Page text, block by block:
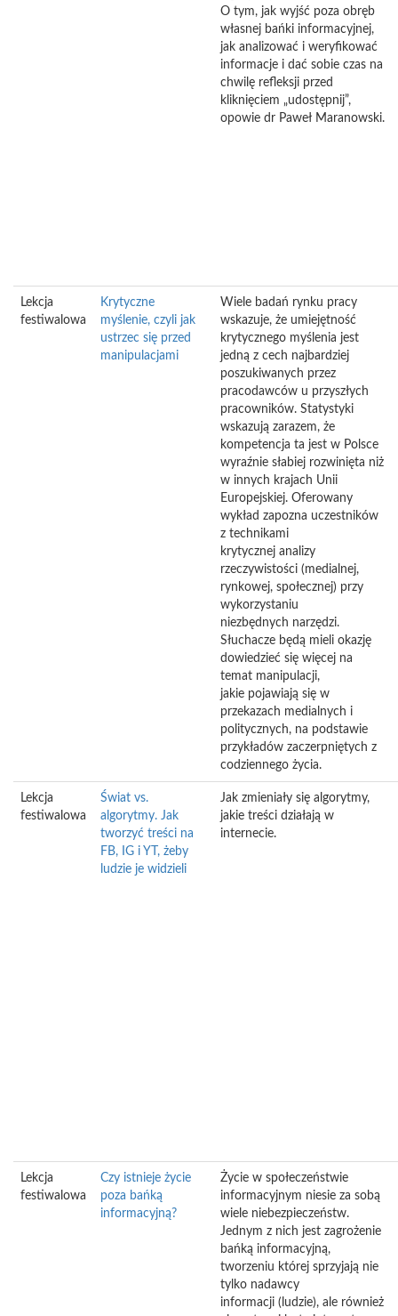
O tym, jak wyjść poza obręb
własnej bańki informacyjnej,
jak analizować i weryfikować
informacje i dać sobie czas na
chwilę refleksji przed
kliknięciem „udostępnij”,
opowie dr Paweł Maranowski.
Lekcja
festiwalowa
Krytyczne
myślenie, czyli jak
ustrzec się przed
manipulacjami
Wiele badań rynku pracy
wskazuje, że umiejętność
krytycznego myślenia jest
jedną z cech najbardziej
poszukiwanych przez
pracodawców u przyszłych
pracowników. Statystyki
wskazują zarazem, że
kompetencja ta jest w Polsce
wyraźnie słabiej rozwinięta niż
w innych krajach Unii
Europejskiej. Oferowany
wykład zapozna uczestników
z technikami
krytycznej analizy
rzeczywistości (medialnej,
rynkowej, społecznej) przy
wykorzystaniu
niezbędnych narzędzi.
Słuchacze będą mieli okazję
dowiedzieć się więcej na
temat manipulacji,
jakie pojawiają się w
przekazach medialnych i
politycznych, na podstawie
przykładów zaczerpniętych z
codziennego życia.
Lekcja
festiwalowa
Świat vs.
algorytmy. Jak
tworzyć treści na
FB, IG i YT, żeby
ludzie je widzieli
Jak zmieniały się algorytmy,
jakie treści działają w
internecie.
Lekcja
festiwalowa
Czy istnieje życie
poza bańką
informacyjną?
Życie w społeczeństwie
informacyjnym niesie za sobą
wiele niebezpieczeństw.
Jednym z nich jest zagrożenie
bańką informacyjną,
tworzeniu której sprzyjają nie
tylko nadawcy
informacji (ludzie), ale również